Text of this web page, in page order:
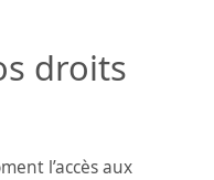
droits
l’accès aux